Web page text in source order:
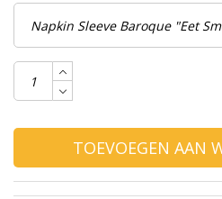
TOEVOEGEN AAN